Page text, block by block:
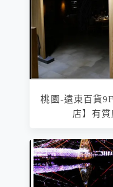
桃園-遠東百貨
店】有